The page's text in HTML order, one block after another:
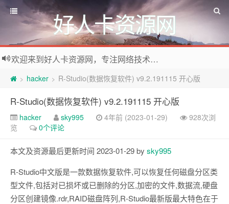
好人卡资源网
欢迎来到好人卡资源网，专注网络技术资源收集，我们不仅是网络资源的搬运工，也生产原创资源。寻找资源请留言或关注公众号:烈日下的男人
> hacker > R-Studio(数据恢复软件) v9.2.191115 开心版
R-Studio(数据恢复软件) v9.2.191115 开心版
hacker sky995 4年前 (2023-01-29)
928次浏
览
0个评论
本文及资源最后更新时间 2023-01-29 by sky995
R-Studio中文版是一款数据恢复软件,可以恢复任何磁盘分区类
型文件,包括对已损坏或已删除的分区,加密的文件,数据流,硬盘
分区创建镜像.rdr,RAID磁盘阵列,R-Studio最新版最大特色在于